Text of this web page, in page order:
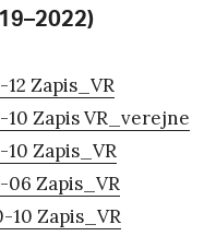
12 Zapis_VR
10 Zapis VR_verejne
10 Zapis_VR
06 Zapis_VR
10 Zapis_VR